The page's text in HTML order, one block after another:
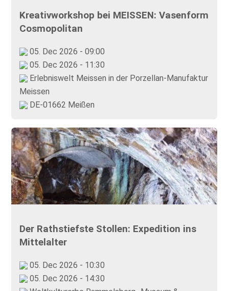
Kreativworkshop bei MEISSEN: Vasenform
Cosmopolitan
05. Dec 2026 - 09:00
05. Dec 2026 - 11:30
Erlebniswelt Meissen in der Porzellan-Manufaktur
Meissen
DE-01662 Meißen
Der Rathstiefste Stollen: Expedition ins
Mittelalter
05. Dec 2026 - 10:30
05. Dec 2026 - 14:30